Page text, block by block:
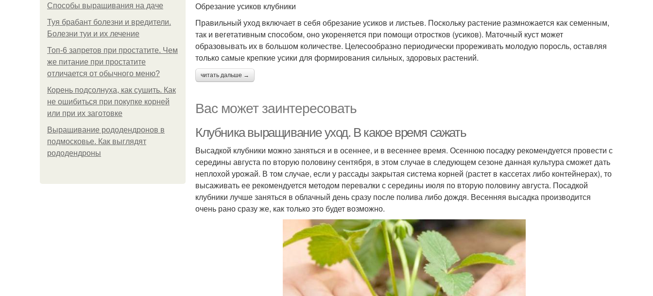
Способы выращивания на даче
Туя брабант болезни и вредители.
Болезни туи и их лечение
Топ-6 запретов при простатите. Чем
же питание при простатите
отличается от обычного меню?
Корень подсолнуха, как сушить. Как
не ошибиться при покупке корней
или при их заготовке
Выращивание рододендронов в
подмосковье. Как выглядят
рододендроны
Обрезание усиков клубники
Правильный уход включает в себя обрезание усиков и листьев. Поскольку растение размножается как семенным,
так и вегетативным способом, оно укореняется при помощи отростков (усиков). Маточный куст может
образовывать их в большом количестве. Целесообразно периодически прореживать молодую поросль, оставляя
только самые крепкие усики для формирования сильных, здоровых растений.
читать дальше →
Вас может заинтересовать
Клубника выращивание уход. В какое время сажать
Высадкой клубники можно заняться и в осеннее, и в весеннее время. Осеннюю посадку рекомендуется провести с
середины августа по вторую половину сентября, в этом случае в следующем сезоне данная культура сможет дать
неплохой урожай. В том случае, если у рассады закрытая система корней (растет в кассетах либо контейнерах), то
высаживать ее рекомендуется методом перевалки с середины июля по вторую половину августа. Посадкой
клубники лучше заняться в облачный день сразу после полива либо дождя. Весенняя высадка производится
очень рано сразу же, как только это будет возможно.